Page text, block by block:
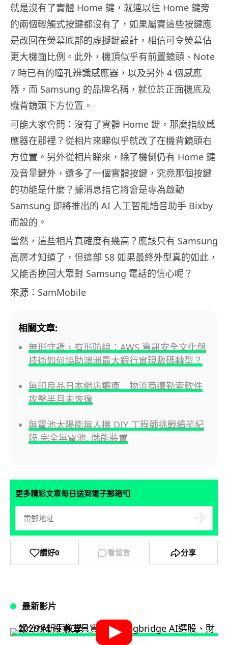
就是沒有了實體 Home 鍵，就連以往 Home 鍵旁
的兩個輕觸式按鍵都沒有了，如果屬實這些按鍵應
是改回在熒幕底部的虛擬鍵設計，相信可令熒幕佔
更大機面比例。此外，機頂似乎有前置鏡頭、Note
7 時已有的瞳孔辨識感應器，以及另外 4 個感應
器，而 Samsung 的品牌名稱，就位於正面機底及
機背鏡頭下方位置。
可能大家會問：沒有了實體 Home 鍵，那麼指紋感
應器在那裡？從相片來睇似乎就改了在機背鏡頭右
方位置。另外從相片睇來，除了機側仍有 Home 鍵
及音量鍵外，還多了一個實體按鍵，究竟那個按鍵
的功能是什麼？據消息指它將會是專為啟動
Samsung 即將推出的 AI 人工智能語音助手 Bixby
而設的。
當然，這些相片真確度有幾高？應該只有 Samsung
高層才知道了，但這部 S8 如果最終外型真的如此，
又能否挽回大眾對 Samsung 電話的信心呢？
來源：SamMobile
相關文章:
無形守護，有形防線：AWS 資訊安全文化與
技術如何協助澳洲最大銀行實現數碼轉型？
無印良品日本網店癱瘓 物流商遭勒索軟件
攻擊半月未恢復
無電池太陽能無人機 DIY 工程師挑戰續航紀
錄 完全無電池, 儲能裝置
更多精彩文章每日送到電子郵箱📮
讚好0 看留言 分享
最新影片